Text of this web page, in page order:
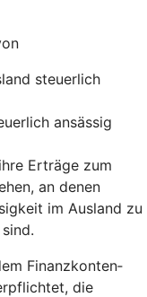
steuerlich
ansässig
Erträge zum
an denen
im Ausland zu
Finanz­konten­
die